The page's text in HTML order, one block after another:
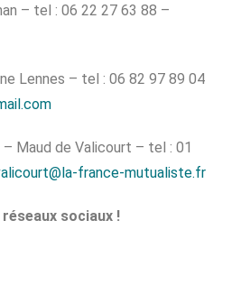
– tel : 06 22 27 63 88 –
Lennes – tel : 06 82 97 89 04
Maud de Valicourt – tel : 01
france-mutualiste.fr
sociaux !